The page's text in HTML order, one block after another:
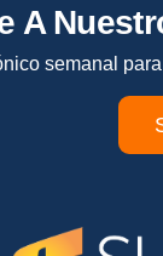
A
semanal